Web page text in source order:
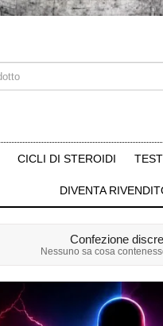
CICLI DI STEROIDI
DIVENTA
Confezione
Nessuno sa cosa